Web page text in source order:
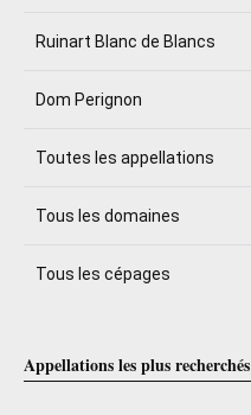
Ruinart Blanc de Blancs
Dom Perignon
Toutes les appellations
Tous les domaines
Tous les cépages
Appellations les plus recherchés